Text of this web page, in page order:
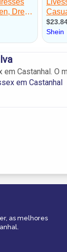
em Castanhal. O
em Castanhal
as melhores